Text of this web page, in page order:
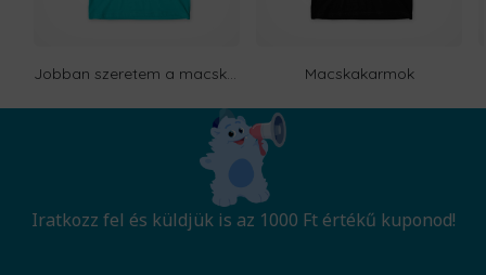
Jobban szeretem a macskákat, mint az embereket Macskakarmok
Iratkozz fel és küldjük is az 1000 Ft értékű kuponod!